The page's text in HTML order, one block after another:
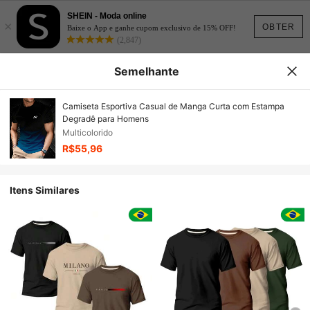
OBTER
×
SHEIN - Moda online
Baixe o App e ganhe cupom exclusivo de 15% OFF!
(2,847)
Semelhante
Camiseta Esportiva Casual de Manga Curta com Estampa
Degradê para Homens
Multicolorido
R$55,96
Itens Similares